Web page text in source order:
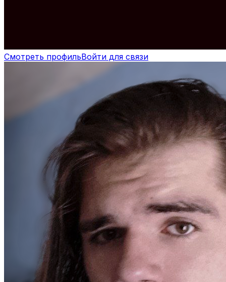
Смотреть профильВойти для связи